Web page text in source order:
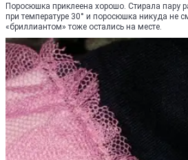
Поросюшка приклеена хорошо. Стирала пару
при температуре 30° и поросюшка никуда не
«бриллиантом» тоже остались на месте.